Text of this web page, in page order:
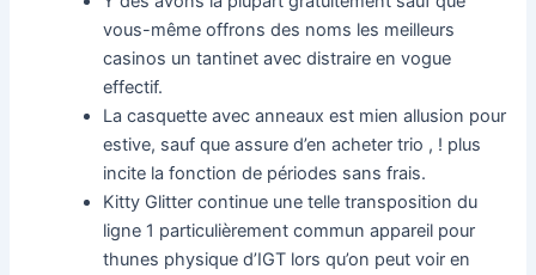
vous-même offrons des noms les meilleurs
casinos un tantinet avec distraire en vogue
effectif.
La casquette avec anneaux est mien allusion pour
estive, sauf que assure d’en acheter trio , ! plus
incite la fonction de périodes sans frais.
Kitty Glitter continue une telle transposition du
ligne 1 particulièrement commun appareil pour
thunes physique d’IGT lors qu’on peut voir en